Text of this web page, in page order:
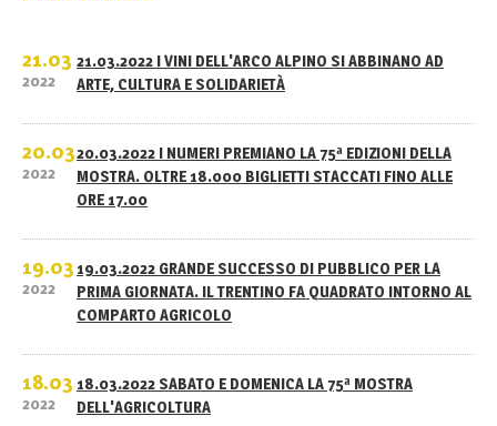
21.03
2022
21.03.2022 I VINI DELL'ARCO ALPINO SI ABBINANO AD
ARTE, CULTURA E SOLIDARIETÀ
20.03
2022
20.03.2022 I NUMERI PREMIANO LA 75ª EDIZIONI DELLA
MOSTRA. OLTRE 18.000 BIGLIETTI STACCATI FINO ALLE
ORE 17.00
19.03
2022
19.03.2022 GRANDE SUCCESSO DI PUBBLICO PER LA
PRIMA GIORNATA. IL TRENTINO FA QUADRATO INTORNO AL
COMPARTO AGRICOLO
18.03
2022
18.03.2022 SABATO E DOMENICA LA 75ª MOSTRA
DELL'AGRICOLTURA